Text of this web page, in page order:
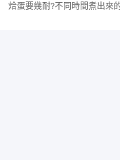
烚蛋要幾耐?不同時間煮出來